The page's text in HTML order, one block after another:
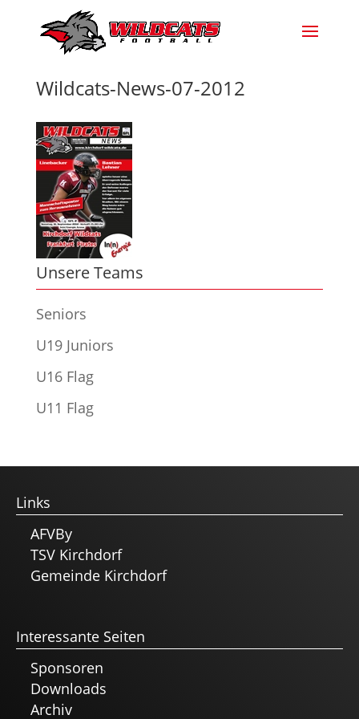
Wildcats-News-07-2012
Unsere Teams
Seniors
U19 Juniors
U16 Flag
U11 Flag
Links
AFVBy
TSV Kirchdorf
Gemeinde Kirchdorf
Interessante Seiten
Sponsoren
Downloads
Archiv